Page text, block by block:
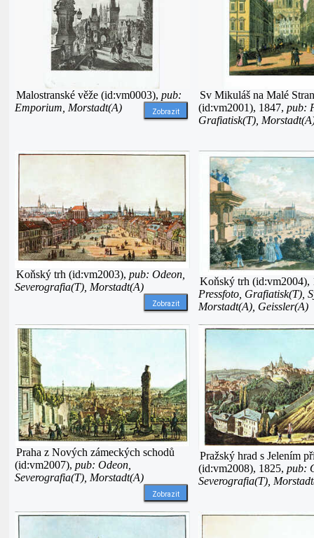
Malostranské věže (id:vm0003), pub:
Emporium, Morstadt(A)
Zobrazit
Sv Mikuláš na Malé
(id:vm2001), 1847, pub:
Grafiatisk(T),
Koňský trh (id:vm2003), pub: Odeon,
Severografia(T), Morstadt(A)
Zobrazit
Koňský trh (id:vm2004),
Pressfoto, Grafiatisk(T),
Morstadt(A), Geissler(A)
Praha z Nových zámeckých schodů
(id:vm2007), pub: Odeon,
Severografia(T), Morstadt(A)
Zobrazit
Pražský hrad s Jelením
(id:vm2008), 1825, pub:
Severografia(T),